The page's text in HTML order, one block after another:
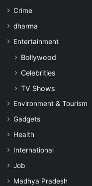
Crime
dharma
Entertainment
Bollywood
Celebrities
TV Shows
Environment & Tourism
Gadgets
Health
International
Job
Madhya Pradesh